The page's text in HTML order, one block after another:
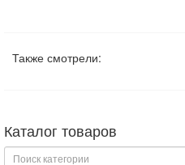
Также смотрели:
Каталог товаров